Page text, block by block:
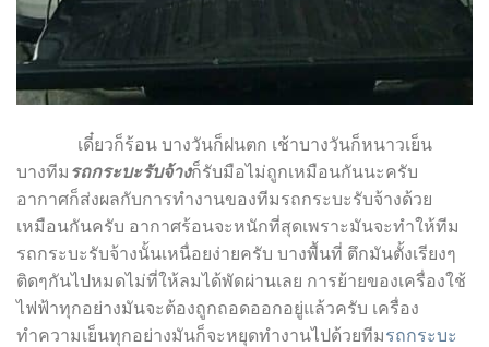
เดี๋ยวก็ร้อน บางวันก็ฝนตก เช้าบางวันก็หนาวเย็น
บางทีม รถกระบะรับจ้างก็รับมือไม่ถูกเหมือนกันนะครับ
อากาศก็ส่งผลกับการทำงานของทีมรถกระบะรับจ้างด้วย
เหมือนกันครับ อากาศร้อนจะหนักที่สุดเพราะมันจะทำให้ทีม
รถกระบะรับจ้างนั้นเหนื่อยง่ายครับ บางพื้นที่ ตึกมันตั้งเรียงๆ
ติดๆกันไปหมดไม่ที่ให้ลมได้พัดผ่านเลย การย้ายของเครื่องใช้
ไฟฟ้าทุกอย่างมันจะต้องถูกถอดออกอยู่แล้วครับ เครื่อง
ทำความเย็นทุกอย่างมันก็จะหยุดทำงานไปด้วยทีมรถกระบะ